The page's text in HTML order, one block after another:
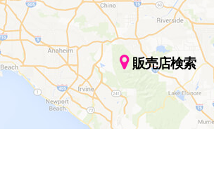
販売店検索